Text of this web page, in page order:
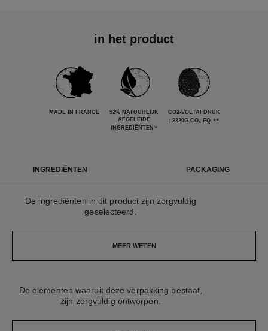
in het product
MADE IN FRANCE
92% NATUURLIJK
AFGELEIDE
INGREDIËNTEN *
CO2-VOETAFDRUK
: 2320G.CO₂ EQ. **
INGREDIËNTEN PACKAGING
De ingrediënten in dit product zijn zorgvuldig
geselecteerd.
MEER WETEN
De elementen waaruit deze verpakking bestaat,
zijn zorgvuldig ontworpen.